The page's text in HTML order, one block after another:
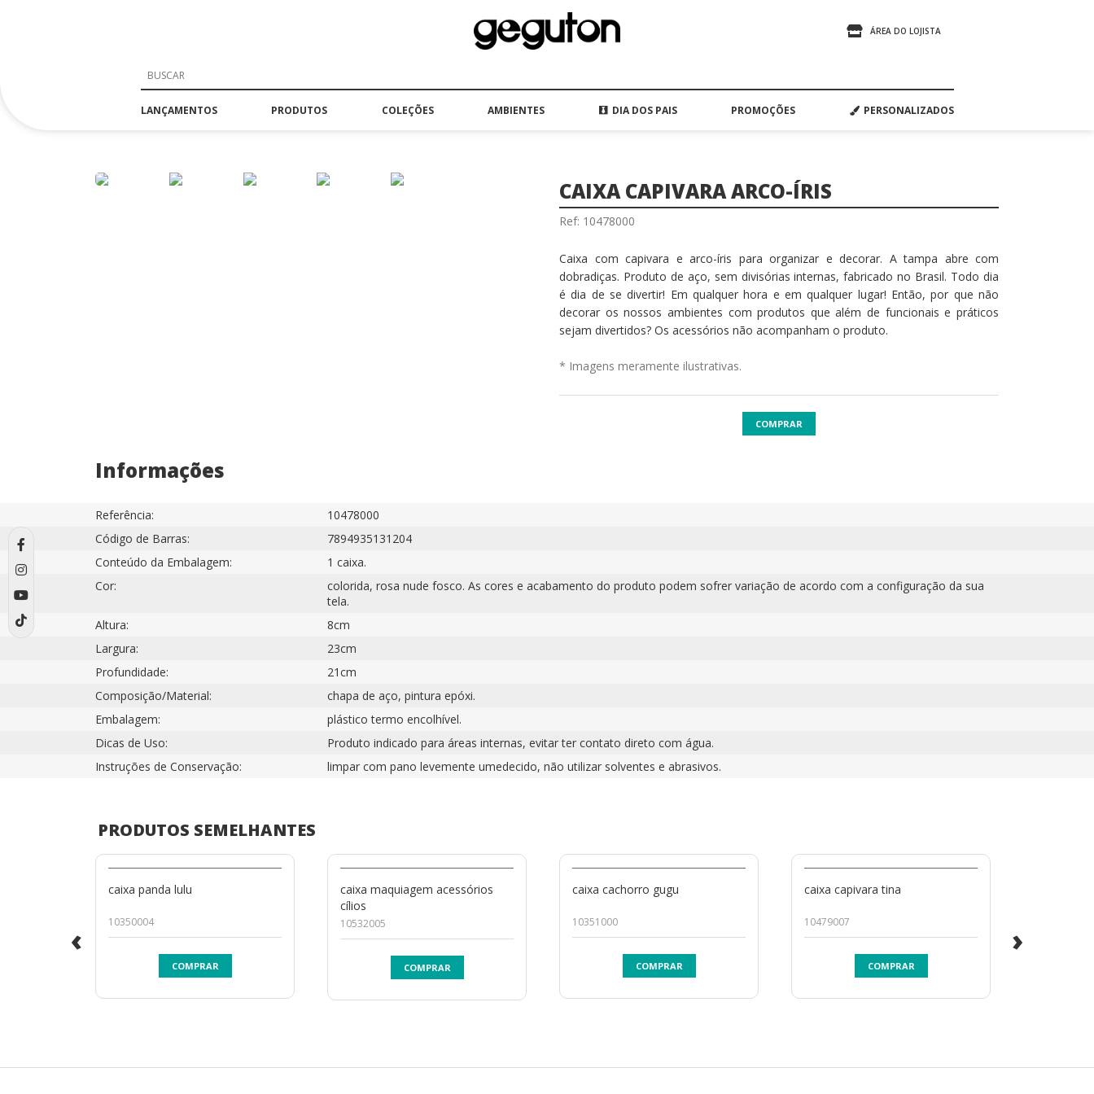
ÁREA DO LOJISTA
LANÇAMENTOS PRODUTOS COLEÇÕES AMBIENTES DIA DOS PAIS PROMOÇÕES PERSONALIZADOS
CAIXA CAPIVARA ARCO-ÍRIS
Ref: 10478000
Caixa com capivara e arco-íris para organizar e decorar. A tampa abre com
dobradiças. Produto de aço, sem divisórias internas, fabricado no Brasil. Todo dia
é dia de se divertir! Em qualquer hora e em qualquer lugar! Então, por que não
decorar os nossos ambientes com produtos que além de funcionais e práticos
sejam divertidos? Os acessórios não acompanham o produto.
* Imagens meramente ilustrativas.
COMPRAR
Informações
Referência:
10478000
Código de Barras:
7894935131204
Conteúdo da Embalagem:
1 caixa.
Cor:
colorida, rosa nude fosco. As cores e acabamento do produto podem sofrer variação de acordo com a configuração da sua
tela.
Altura:
8cm
Largura:
23cm
Profundidade:
21cm
Composição/Material:
chapa de aço, pintura epóxi.
Embalagem:
plástico termo encolhível.
Dicas de Uso:
Produto indicado para áreas internas, evitar ter contato direto com água.
Instruções de Conservação:
limpar com pano levemente umedecido, não utilizar solventes e abrasivos.
PRODUTOS SEMELHANTES
caixa panda lulu
10350004
COMPRAR
caixa maquiagem acessórios
cílios
10532005
COMPRAR
caixa cachorro gugu
10351000
COMPRAR
caixa capivara tina
10479007
COMPRAR
‹ ›